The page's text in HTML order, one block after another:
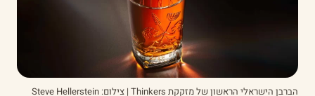
הברבן הישראלי הראשון של מזקקת Thinkers | צילום: Steve Hellerstein